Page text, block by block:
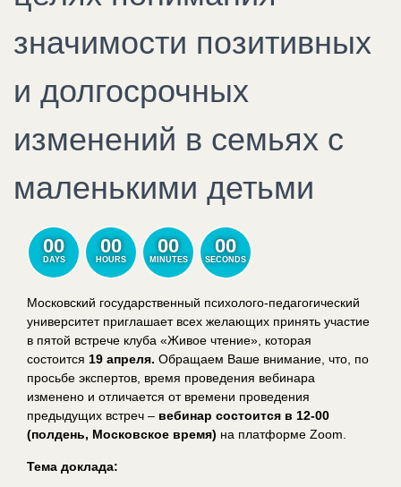
значимости позитивных
и долгосрочных
изменений в семьях с
маленькими детьми
00
DAYS
00
HOURS
00
MINUTES
00
SECONDS
Московский государственный психолого-педагогический
университет приглашает всех желающих принять участие
в пятой встрече клуба «Живое чтение», которая
состоится 19 апреля. Обращаем Ваше внимание, что, по
просьбе экспертов, время проведения вебинара
изменено и отличается от времени проведения
предыдущих встреч – вебинар состоится в 12-00
(полдень, Московское время) на платформе Zoom.
Тема доклада: